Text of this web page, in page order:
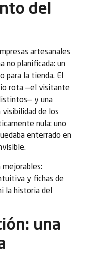
del
artesanales
no planificada: un
para la tienda. El
rota —el visitante
y una
visibilidad de los
nula: uno
enterrado en
mejorables:
y fichas de
la historia del
una